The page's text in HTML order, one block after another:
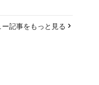
記事をもっと見る